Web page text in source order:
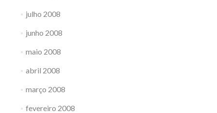
julho 2008
junho 2008
maio 2008
abril 2008
março 2008
fevereiro 2008